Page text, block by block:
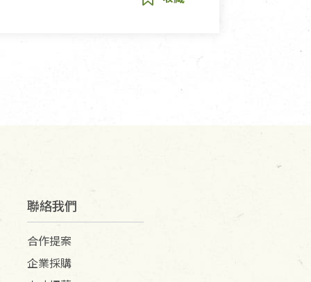
聯絡我們
合作提案
企業採購